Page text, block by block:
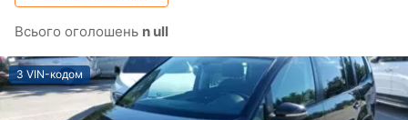
Всього оголошень n ull
З VIN-кодом